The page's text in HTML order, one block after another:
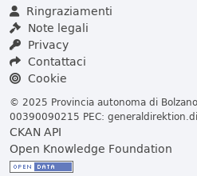
Ringraziamenti
Note legali
Privacy
Contattaci
Cookie
© 2025 Provincia autonoma di
00390090215 PEC:
CKAN API
Open Knowledge Foundation